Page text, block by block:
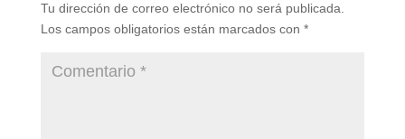
Tu dirección de correo electrónico no será publicada.
Los campos obligatorios están marcados con *